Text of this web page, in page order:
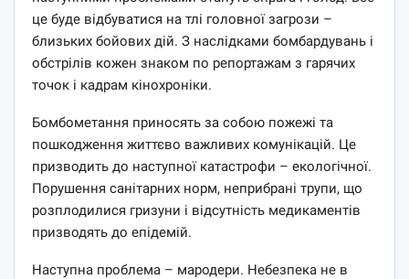
це буде відбуватися на тлі головної загрози –
близьких бойових дій. З наслідками бомбардувань і
обстрілів кожен знаком по репортажам з гарячих
точок і кадрам кінохроніки.
Бомбометання приносять за собою пожежі та
пошкодження життєво важливих комунікацій. Це
призводить до наступної катастрофи – екологічної.
Порушення санітарних норм, неприбрані трупи, що
розплодилися гризуни і відсутність медикаментів
призводять до епідемій.
Наступна проблема – мародери. Небезпека не в